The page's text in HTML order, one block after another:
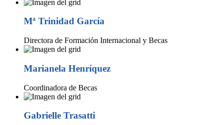
Mª Trinidad García
Directora de Formación Internacional y Becas
Marianela Henríquez
Coordinadora de Becas
Gabrielle Trasatti